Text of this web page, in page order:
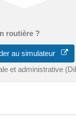
routière ?
au simulateur
et administrative